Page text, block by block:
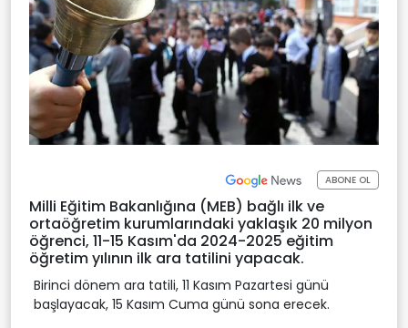
ABONE OL
Milli Eğitim Bakanlığına (MEB) bağlı ilk ve
ortaöğretim kurumlarındaki yaklaşık 20 milyon
öğrenci, 11-15 Kasım'da 2024-2025 eğitim
öğretim yılının ilk ara tatilini yapacak.
Birinci dönem ara tatili, 11 Kasım Pazartesi günü
başlayacak, 15 Kasım Cuma günü sona erecek.